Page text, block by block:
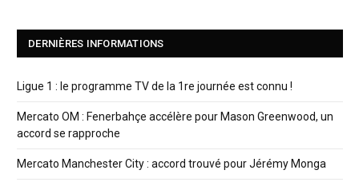
DERNIÈRES INFORMATIONS
Ligue 1 : le programme TV de la 1re journée est connu !
Mercato OM : Fenerbahçe accélère pour Mason Greenwood, un
accord se rapproche
Mercato Manchester City : accord trouvé pour Jérémy Monga